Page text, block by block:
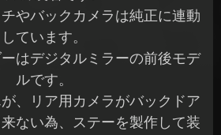
やバックカメラは純正に連動
しています。
ーはデジタルミラーの前後モデ
ルです。
、リア用カメラがバックドア
ない為、ステーを製作して装